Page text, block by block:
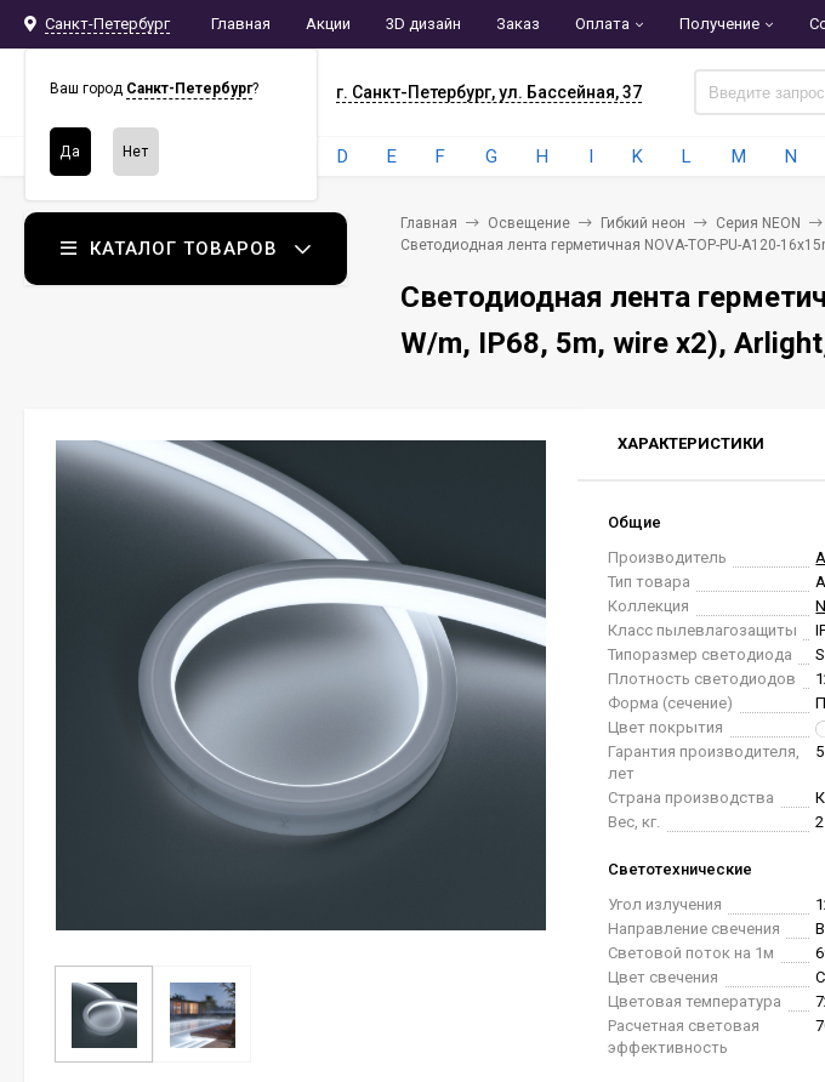
Санкт-Петербург
Ваш город Санкт-Петербург?
Главная Акции 3D дизайн Заказ Оплата Получение
СПБСНАБ г. Санкт-Петербург, ул. Бассейная, 37
Бренды: 4 D E F G H I K L M N
КАТАЛОГ ТОВАРОВ
Главная Освещение Гибкий неон
Серия NEON
Светодиодная лента герметичная NOVA-TOP-PU-A120-
Светодиодная лента
W/m, IP68, 5m, wire x2),
ХАРАКТЕРИСТИКИ
Общие
Производитель
Тип товара
Коллекция
Класс пылевлагозащиты
Типоразмер светодиода
Плотность светодиодов
Форма (сечение)
Цвет покрытия
Гарантия производителя,
лет
5
Страна производства
Вес, кг.
Светотехнические
Угол излучения
Направление свечения
Световой поток на 1м
Цвет свечения
Цветовая температура
Расчетная световая
эффективность